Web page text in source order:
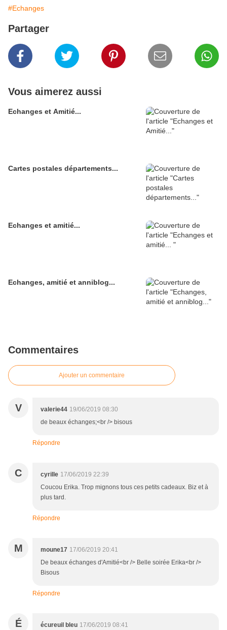
#Echanges
Partager
Vous aimerez aussi
Echanges et Amitié...
Cartes postales départements...
Echanges et amitié...
Echanges, amitié et anniblog...
Commentaires
Ajouter un commentaire
V valerie44 19/06/2019 08:30
de beaux échanges;<br /> bisous
Répondre
C cyrille 17/06/2019 22:39
Coucou Erika. Trop mignons tous ces petits cadeaux. Biz et à
plus tard.
Répondre
M moune17 17/06/2019 20:41
De beaux échanges d'Amitié<br /> Belle soirée Erika<br />
Bisous
Répondre
É écureuil bleu 17/06/2019 08:41